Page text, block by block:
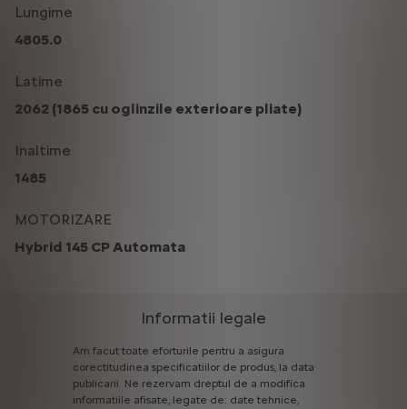
Lungime
4805.0
Latime
2062 (1865 cu oglinzile exterioare pliate)
Inaltime
1485
MOTORIZARE
Hybrid 145 CP Automata
Informatii legale
Am facut toate eforturile pentru a asigura
corectitudinea specificatiilor de produs, la data
publicarii. Ne rezervam dreptul de a modifica
informatiile afisate, legate de: date tehnice,